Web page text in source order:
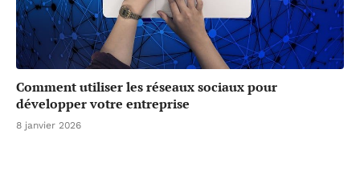
Comment utiliser les réseaux sociaux pour
développer votre entreprise
8 janvier 2026